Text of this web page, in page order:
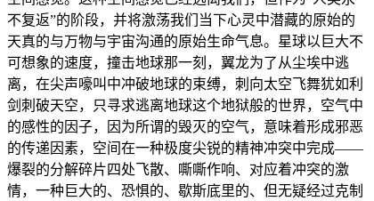
不复返”的阶段，并将激荡我们当下心灵中潜藏的原始的
天真的与万物与宇宙沟通的原始生命气息。星球以巨大不
可想象的速度，撞击地球那一刻，翼龙为了从尘埃中逃
离，在尖声嚎叫中冲破地球的束缚，刺向太空飞舞犹如利
剑刺破天空，只寻求逃离地球这个地狱般的世界，空气中
的感性的因子，因为所谓的毁灭的空气，意味着形成邪恶
的传递因素，空间在一种极度尖锐的精神冲突中完成——
爆裂的分解碎片四处飞散、嘶嘶作响、对应着冲突的激
情，一种巨大的、恐惧的、歇斯底里的、但无疑经过克制